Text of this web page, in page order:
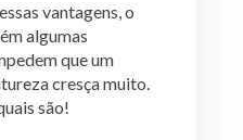
vantagens, o
algumas
que um
cresça muito.
são!